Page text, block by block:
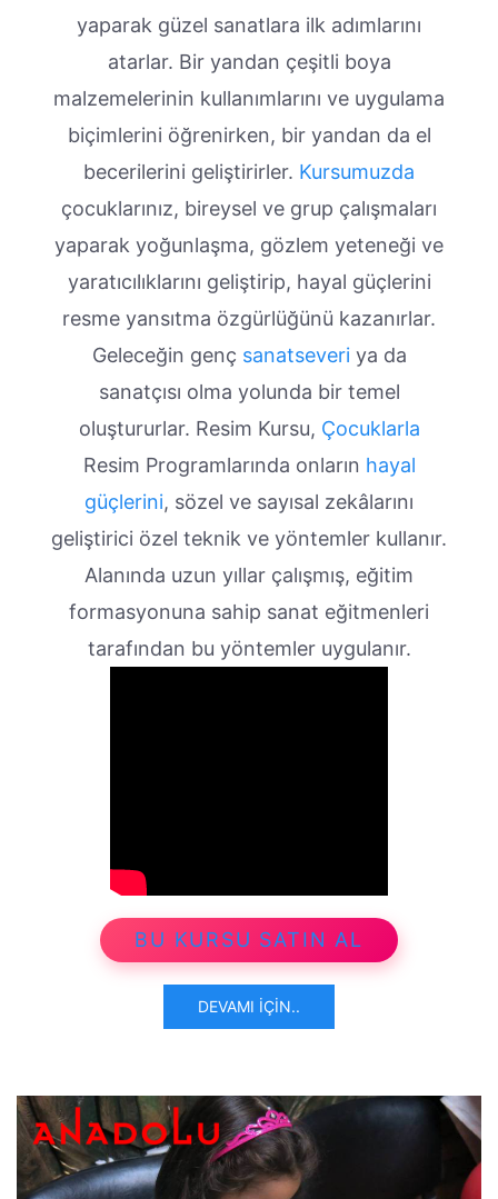
yaparak güzel sanatlara ilk adımlarını
atarlar. Bir yandan çeşitli boya
malzemelerinin kullanımlarını ve uygulama
biçimlerini öğrenirken, bir yandan da el
becerilerini geliştirirler. Kursumuzda
çocuklarınız, bireysel ve grup çalışmaları
yaparak yoğunlaşma, gözlem yeteneği ve
yaratıcılıklarını geliştirip, hayal güçlerini
resme yansıtma özgürlüğünü kazanırlar.
Geleceğin genç sanatseveriya da
sanatçısı olma yolunda bir temel
oluştururlar. Resim Kursu, Çocuklarla
Resim Programlarında onların hayal
güçlerini, sözel ve sayısal zekâlarını
geliştirici özel teknik ve yöntemler kullanır.
Alanında uzun yıllar çalışmış, eğitim
formasyonuna sahip sanat eğitmenleri
tarafından bu yöntemler uygulanır.
BU KURSU SATIN AL
DEVAMI İÇIN..